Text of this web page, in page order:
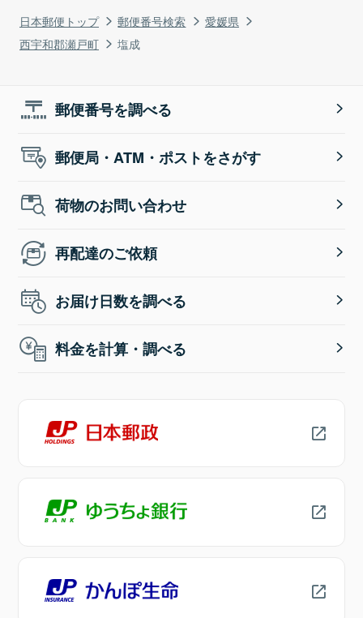
日本郵便トップ 郵便番号検索
愛媛県
西宇和郡瀬戸町
塩成
郵便番号を調べる
郵便局・ATM・ポストをさがす
荷物のお問い合わせ
再配達のご依頼
お届け日数を調べる
料金を計算・調べる